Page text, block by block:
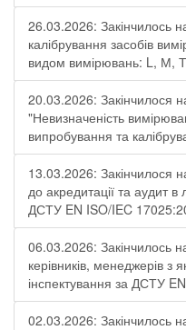
26.03.2026: Закінчилось
калібрування засобів
видом вимірювань: L, М,
20.03.2026: Закінчилося
"Невизначеність
випробування та
13.03.2026: Закінчилося
до акредитації та аудит в
ДСТУ EN ISO/IEC
06.03.2026: Закінчилось
керівників, менеджерів з
інспектування за ДСТУ
02.03.2026: Закінчилось